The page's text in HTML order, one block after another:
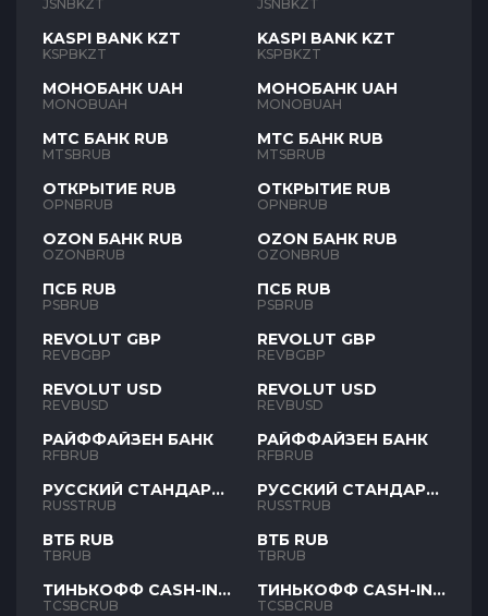
JSNBKZT
KASPI BANK KZT
KSPBKZT
МОНОБАНК UAH
MONOBUAH
МТС БАНК RUB
MTSBRUB
ОТКРЫТИЕ RUB
OPNBRUB
OZON БАНК RUB
OZONBRUB
ПСБ RUB
PSBRUB
REVOLUT GBP
REVBGBP
REVOLUT USD
REVBUSD
РАЙФФАЙЗЕН БАНК
RFBRUB
РУССКИЙ СТАНДАРТ
RUB
RUSSTRUB
ВТБ RUB
TBRUB
ТИНЬКОФФ CASH-IN
RUB
TCSBCRUB
JSNBKZT
KASPI BANK KZT
KSPBKZT
МОНОБАНК UAH
MONOBUAH
МТС БАНК RUB
MTSBRUB
ОТКРЫТИЕ RUB
OPNBRUB
OZON БАНК RUB
OZONBRUB
ПСБ RUB
PSBRUB
REVOLUT GBP
REVBGBP
REVOLUT USD
REVBUSD
РАЙФФАЙЗЕН БАНК
RFBRUB
РУССКИЙ СТАНДАРТ
RUB
RUSSTRUB
ВТБ RUB
TBRUB
ТИНЬКОФФ CASH-IN
RUB
TCSBCRUB